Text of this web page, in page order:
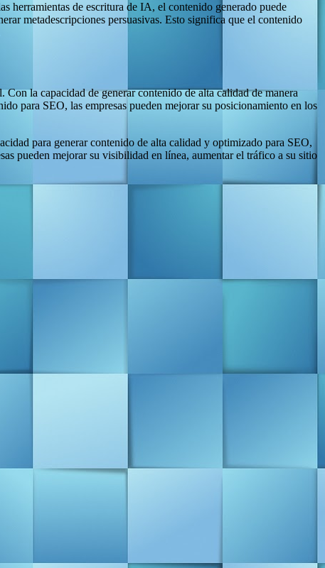
herramientas de escritura de IA, el contenido generado puede
metadescripciones persuasivas. Esto significa que el contenido
la capacidad de generar contenido de alta calidad de manera
para SEO, las empresas pueden mejorar su posicionamiento en los
para generar contenido de alta calidad y optimizado para SEO,
pueden mejorar su visibilidad en línea, aumentar el tráfico a su sitio